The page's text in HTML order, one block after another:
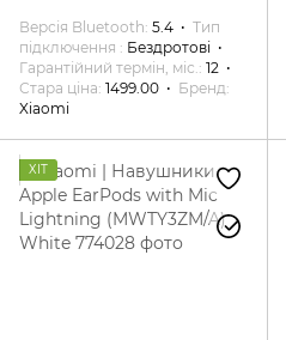
Версія Bluetooth 5.4
Тип
підключення
Бездротові
Гарантійний термін, міс. 12
Стара ціна 1499.00
Бренд
Xiaomi
ХІТ